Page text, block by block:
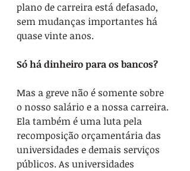
plano de carreira está defasado,
sem mudanças importantes há
quase vinte anos.
Só há dinheiro para os bancos?
Mas a greve não é somente sobre
o nosso salário e a nossa carreira.
Ela também é uma luta pela
recomposição orçamentária das
universidades e demais serviços
públicos. As universidades